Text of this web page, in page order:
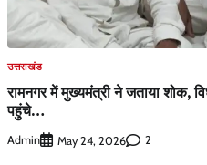
उत्तराखंड
रामनगर में मुख्यमंत्री ने जताया शोक,
पहुंचे…
Admin May 24, 2026 2